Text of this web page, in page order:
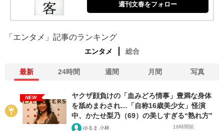
週刊文春をフォロー
「エンタメ」記事のランキング
エンタメ 総合
最新 24時間 週間 月間 写真
NEW
ヤクザ顔負けの「血みどろ情事」豊満な身体
を舐めまわされ…「自称16歳美少女」怪演
中、かたせ梨乃（69）の美しすぎる“熟れ方”
ゆるま 小林 16時間前